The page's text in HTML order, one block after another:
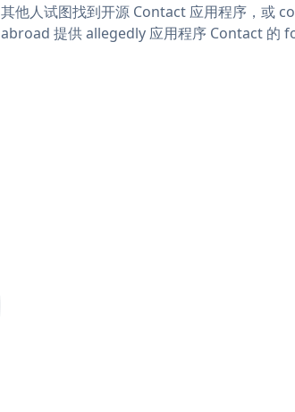
其他人试图找到开源 Contact 应用程序，或
abroad 提供 allegedly 应用程序 Contact 的